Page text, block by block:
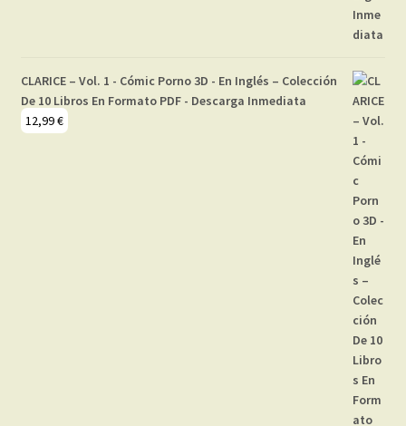
CLARICE – Vol. 1 - Cómic Porno 3D - En Inglés – Colección
De 10 Libros En Formato PDF - Descarga Inmediata
12,99€